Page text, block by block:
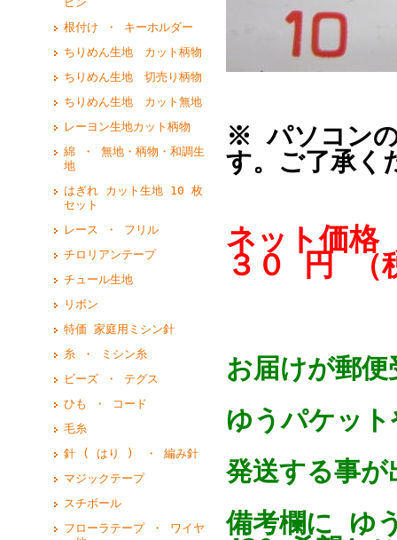
根付け ・ キーホルダー
ちりめん生地 カット柄物
ちりめん生地 切売り柄物
ちりめん生地 カット無地
レーヨン生地カット柄物
綿 ・ 無地・柄物・和調生
地
はぎれ カット生地 10 枚
セット
レース ・ フリル
チロリアンテープ
チュール生地
リボン
特価 家庭用ミシン針
糸 ・ ミシン糸
ビーズ ・ テグス
ひも ・ コード
毛糸
針 ( はり ) ・ 編み針
マジックテープ
スチボール
フローラテープ ・ ワイヤ
※ パソコンの
す。ご了承く
ネット価
３０ 円 （
お届けが郵
ゆうパケッ
発送する事が
備考欄に ゆ